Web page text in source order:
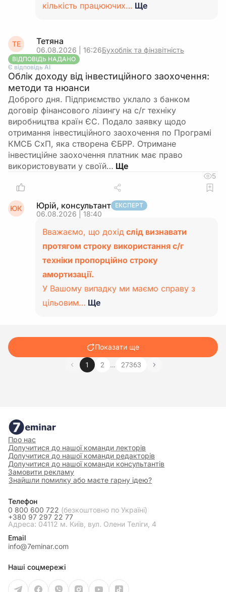
кількість працюючих… Ще
ТЕ Тетяна
06.08.2026 | 16:26Бухоблік та фінзвітність
ВІДПОВІДЬ НАДАНО
Є відповідь АІ
Облік доходу від інвестиційного заохочення:
методи та нюанси
Доброго дня. Підприємство уклало з банком
договір фінансового лізингу на с/г техніку
виробництва країн ЄС. Подало заявку щодо
отримання інвестиційного заохочення по Програмі
КМСБ СхП, яка створена ЄБРР. Отримане
інвестиційне заохочення платник має право
використовувати у своїй…
5
ЮК Юрій, консультант ЕКСПЕРТ
06.08.2026 | 18:40
Вважаємо, що дохід слід визнавати
протягом строку використання с/г
техніки пропорційно строку
амортизації.
У Вашому випадку ми маємо справу з
цільовим… Ще
Показати ще
1 2 … 27363
Про нас
Долучитися до нашої команди лекторів
Долучитися до нашої команди редакторів
Долучитися до нашої команди консультантів
Замовити рекламу
Знайшли помилку або маєте гарну ідею?
Телефон
0 800 600 722 (безкоштовно по Україні)
+380 97 297 22 77
Адреса: 04112 м. Київ, вул. Олени Теліги, 4
Email
info@7eminar.com
Наші соцмережі